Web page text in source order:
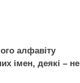
алфавіту
імен, деякі – не